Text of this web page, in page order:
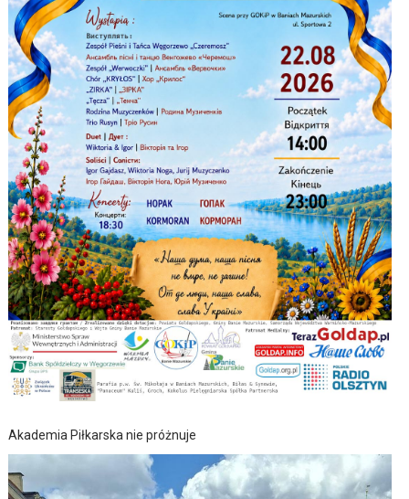
Akademia Piłkarska nie próżnuje